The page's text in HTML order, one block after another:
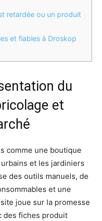
retardée ou un produit
et fiables à Droskop
du
et
comme une boutique
et les jardiniers
des outils manuels, de
et une
joue sur la promesse
des fiches produit